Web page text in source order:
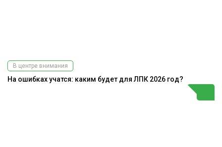
В центре внимания
На ошибках учатся: каким будет для ЛПК 2026 год?